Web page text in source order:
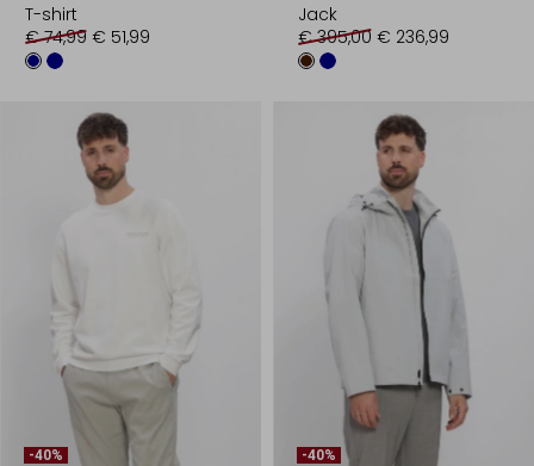
T-shirt
€ 74,99 € 51,99
Jack
€ 395,00 € 236,99
-40% -40%